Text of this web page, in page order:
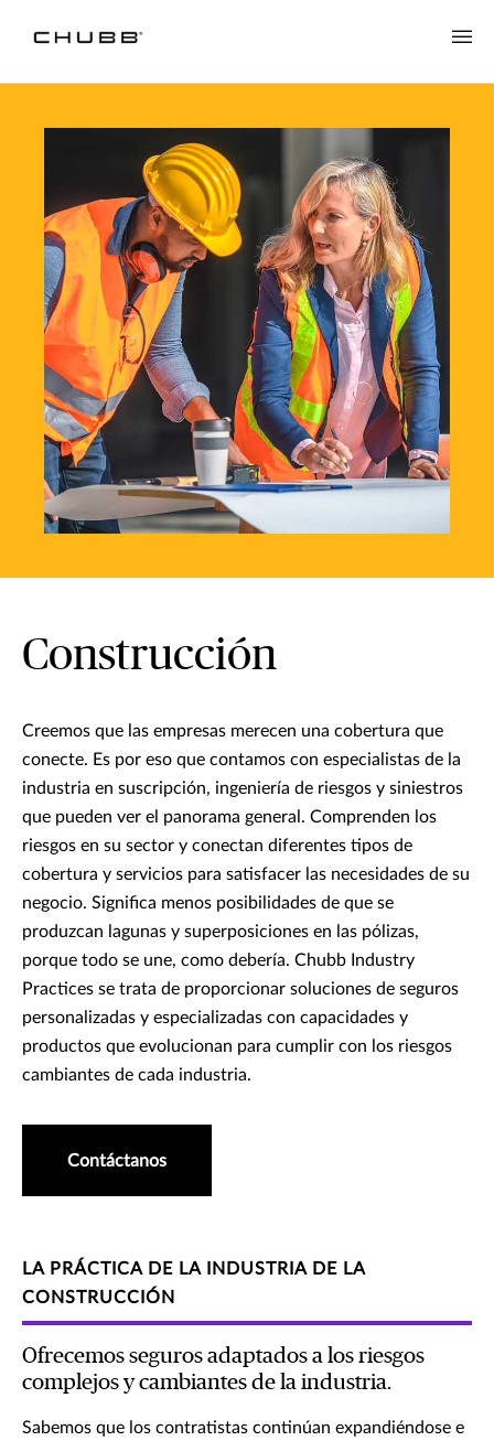
Construcción
Creemos que las empresas merecen una cobertura que
conecte. Es por eso que contamos con especialistas de la
industria en suscripción, ingeniería de riesgos y siniestros
que pueden ver el panorama general. Comprenden los
riesgos en su sector y conectan diferentes tipos de
cobertura y servicios para satisfacer las necesidades de su
negocio. Significa menos posibilidades de que se
produzcan lagunas y superposiciones en las pólizas,
porque todo se une, como debería. Chubb Industry
Practices se trata de proporcionar soluciones de seguros
personalizadas y especializadas con capacidades y
productos que evolucionan para cumplir con los riesgos
cambiantes de cada industria.
Contáctanos
LA PRÁCTICA DE LA INDUSTRIA DE LA
CONSTRUCCIÓN
Ofrecemos seguros adaptados a los riesgos
complejos y cambiantes de la industria.
Sabemos que los contratistas continúan expandiéndose e